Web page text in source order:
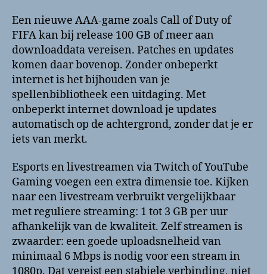
Een nieuwe AAA-game zoals Call of Duty of
FIFA kan bij release 100 GB of meer aan
downloaddata vereisen. Patches en updates
komen daar bovenop. Zonder onbeperkt
internet is het bijhouden van je
spellenbibliotheek een uitdaging. Met
onbeperkt internet download je updates
automatisch op de achtergrond, zonder dat je er
iets van merkt.
Esports en livestreamen via Twitch of YouTube
Gaming voegen een extra dimensie toe. Kijken
naar een livestream verbruikt vergelijkbaar
met reguliere streaming: 1 tot 3 GB per uur
afhankelijk van de kwaliteit. Zelf streamen is
zwaarder: een goede uploadsnelheid van
minimaal 6 Mbps is nodig voor een stream in